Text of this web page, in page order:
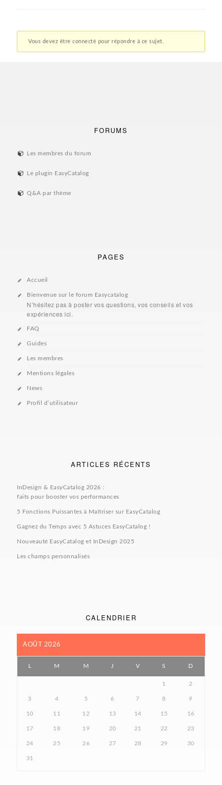
Vous devez être connecté pour répondre à ce sujet.
FORUMS
Les membres du forum
Le plugin EasyCatalog
Q&A par thème
PAGES
Accueil
Bienvenue sur le forum Easycatalog
N’hésitez pas à poster vos questions, vos conseils et vos
expériences ici.
FAQ
Guides
Les membres
Mentions légales
News
Profil d’utilisateur
ARTICLES RÉCENTS
InDesign & EasyCatalog 2026 :
faits pour booster vos performances
5 Fonctions Puissantes à Maîtriser sur EasyCatalog
Gagnez du Temps avec 5 Astuces EasyCatalog !
Nouveauté EasyCatalog et InDesign 2025
Les champs personnalisés
CALENDRIER
AOÛT 2026
L M M J V S D
1 2
3 4 5 6 7 8 9
10 11 12 13 14 15 16
17 18 19 20 21 22 23
24 25 26 27 28 29 30
31